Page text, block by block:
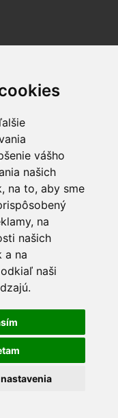
vášho
našich
na to, aby sme
na
našich
a na
naši